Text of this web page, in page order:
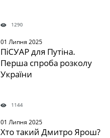
1290
01 Липня 2025
ПіСУАР для Путіна.
Перша спроба розколу
України
1144
01 Липня 2025
Хто такий Дмитро Ярош?